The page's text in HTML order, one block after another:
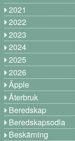
2021
2022
2023
2024
2025
2026
Äpple
Återbruk
Beredskap
Beredskapsodla
Beskärning